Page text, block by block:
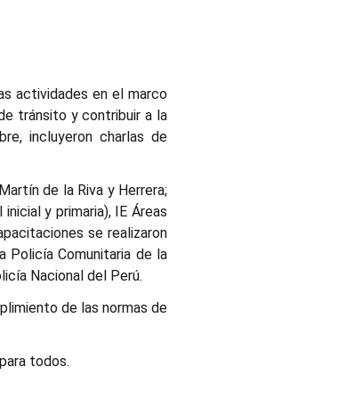
actividades en el marco
tránsito y contribuir a la
incluyeron charlas de
de la Riva y Herrera;
y primaria), IE Áreas
se realizaron
Policía Comunitaria de la
Nacional del Perú.
de las normas de
todos.